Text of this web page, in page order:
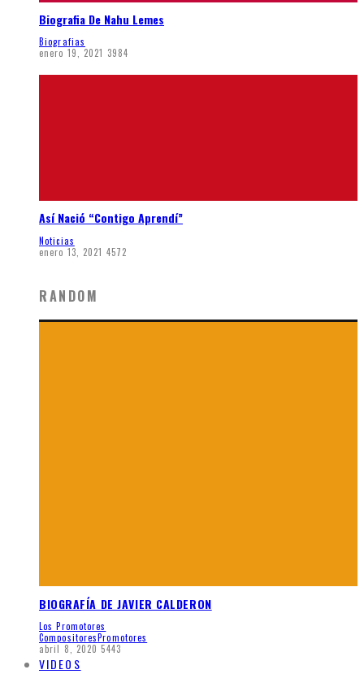
Biografia De Nahu Lemes
Biografias
enero 19, 2021 3984
Así Nació “Contigo Aprendí”
Noticias
enero 13, 2021 4572
RANDOM
BIOGRAFÍA DE JAVIER CALDERON
Los Promotores
CompositoresPromotores
abril 8, 2020 5443
VIDEOS